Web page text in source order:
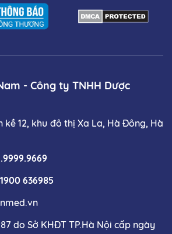
- Công ty TNHH Dược
kề 12, khu đô thị Xa La, Hà Đông, Hà
1900 636985
do Sở KHĐT TP.Hà Nội cấp ngày